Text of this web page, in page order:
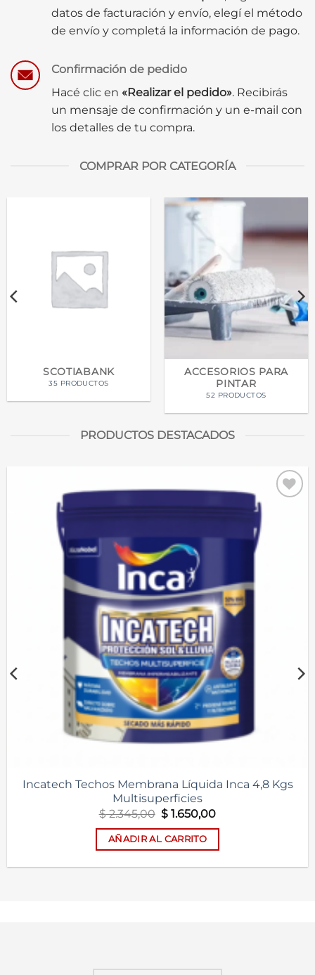
datos de facturación y envío, elegí el método
de envío y completá la información de pago.
Confirmación de pedido
Hacé clic en «Realizar el pedido». Recibirás
un mensaje de confirmación y un e-mail con
los detalles de tu compra.
COMPRAR POR CATEGORÍA
SCOTIABANK
35 PRODUCTOS
ACCESORIOS PARA
PINTAR
52 PRODUCTOS
PRODUCTOS DESTACADOS
Incatech Techos Membrana Líquida Inca 4,8 Kgs
Multisuperficies
$2.345,00 El
original
era:
$ 1.650,00El
es:
AÑADIR AL CARRITO